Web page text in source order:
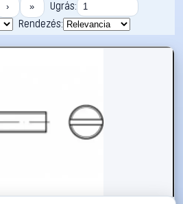
› »
Ugrás:
Rendezés: